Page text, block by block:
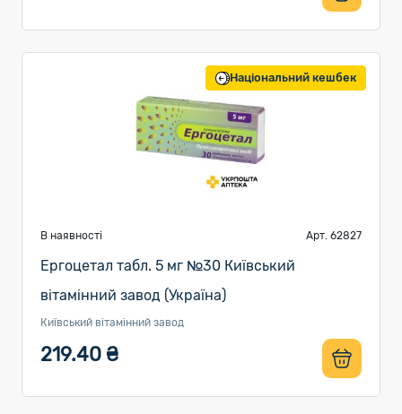
Національний кешбек
В наявності Арт. 62827
Ергоцетал табл. 5 мг №30 Київський
вітамінний завод (Україна)
Київський вітамінний завод
219.40 ₴